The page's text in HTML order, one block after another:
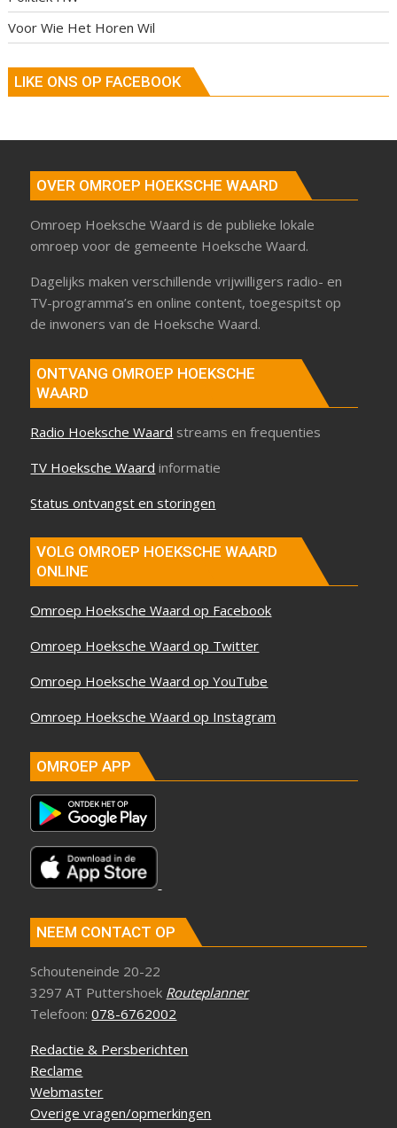
Voor Wie Het Horen Wil
LIKE ONS OP FACEBOOK
OVER OMROEP HOEKSCHE WAARD
Omroep Hoeksche Waard is de publieke lokale
omroep voor de gemeente Hoeksche Waard.
Dagelijks maken verschillende vrijwilligers radio- en
TV-programma’s en online content, toegespitst op
de inwoners van de Hoeksche Waard.
ONTVANG OMROEP HOEKSCHE
WAARD
Radio Hoeksche Waard streams en frequenties
TV Hoeksche Waard informatie
Status ontvangst en storingen
VOLG OMROEP HOEKSCHE WAARD
ONLINE
Omroep Hoeksche Waard op Facebook
Omroep Hoeksche Waard op Twitter
Omroep Hoeksche Waard op YouTube
Omroep Hoeksche Waard op Instagram
OMROEP APP
NEEM CONTACT OP
Schouteneinde 20-22
3297 AT Puttershoek Routeplanner
Telefoon:078-6762002
Redactie & Persberichten
Reclame
Webmaster
Overige vragen/opmerkingen